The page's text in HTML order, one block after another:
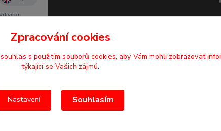
Zpracování cookies
souhlas s použitím souborů cookies, aby Vám mohli zobrazovat
týkající se Vašich zájmů.
Nastavení Souhlasím